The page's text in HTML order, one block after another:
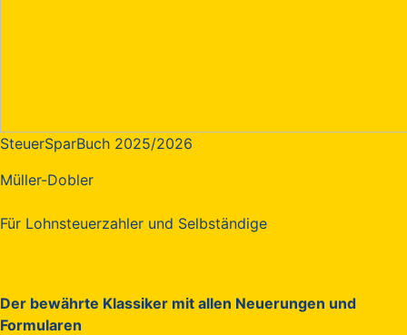
SteuerSparBuch 2025/2026
Müller-Dobler
Für Lohnsteuerzahler und Selbständige
Der bewährte Klassiker mit allen Neuerungen und
Formularen